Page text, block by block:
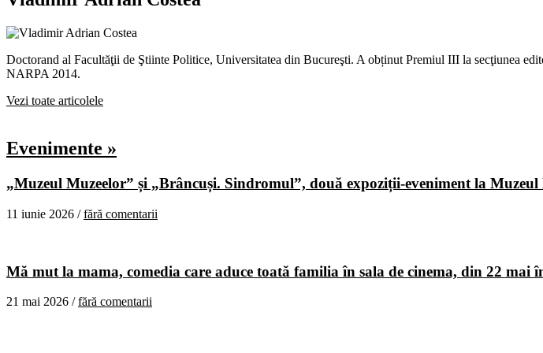
Doctorand al Facultăţii de Ştiinte Politice, Universitatea din Bucureşti. A obținut Premiul III la secţiunea
NARPA 2014.
Vezi toate articolele
Evenimente »
„Muzeul Muzeelor” și „Brâncuși. Sindromul”, două expoziții-eveniment la
11 iunie 2026 /fără comentarii
Mă mut la mama, comedia care aduce toată familia în sala de cinema, din 22 mai
21 mai 2026 /fără comentarii